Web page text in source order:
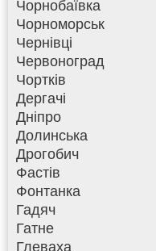
Чорнобаївка
Чорноморськ
Чернівці
Червоноград
Чортків
Дергачі
Дніпро
Долинська
Дрогобич
Фастів
Фонтанка
Гадяч
Гатне
Глеваха